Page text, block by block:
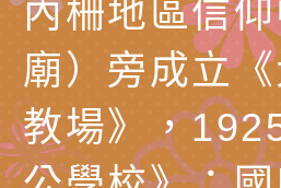
（防空）
演練」
節慶祝活
交通安全
道安宣導
檢送桃園
字稿及
檢送行政
月份公共
檢送本市
內柵地區信
廟）旁成立
教場》，